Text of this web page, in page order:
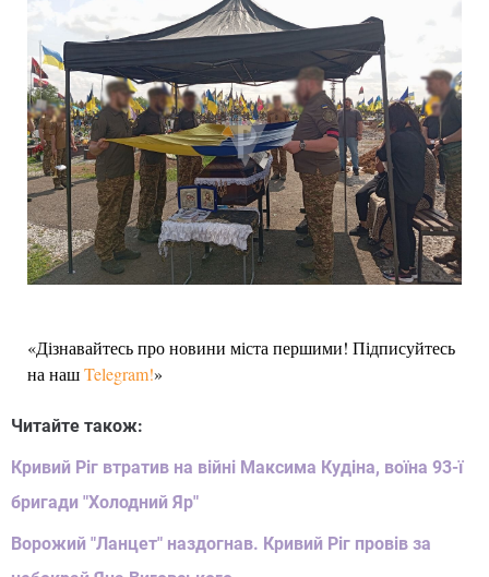
«Дізнавайтесь про новини міста першими! Підписуйтесь
на нашTelegram!»
Читайте також:
Кривий Ріг втратив на війні Максима Кудіна, воїна 93-ї
бригади "Холодний Яр"
Ворожий "Ланцет" наздогнав. Кривий Ріг провів за